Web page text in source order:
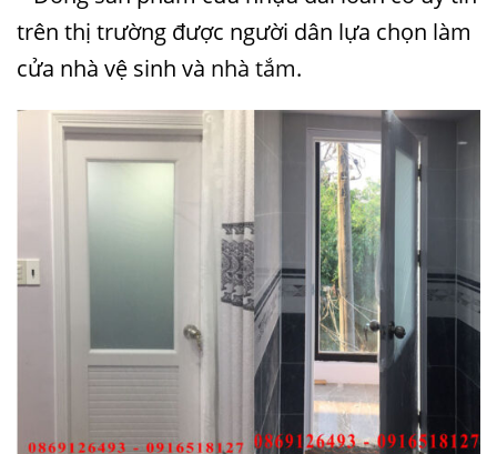
trên thị trường được người dân lựa chọn làm
cửa nhà vệ sinh và nhà tắm.